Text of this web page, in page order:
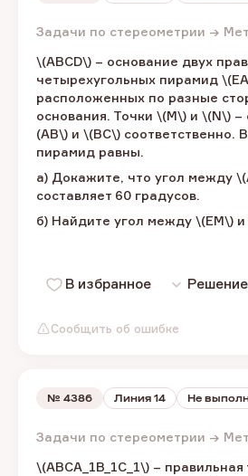
Сообщить об ошибке
Задачи по стереометрии →
\(ABCD\) – ​основание двух
четырехугольных пирамид
​расположенных по разные
основания. Точки \(M\) ​и \(N\)
(AB\) ​и \(BC\) ​соответственно.
пирамид равны.
а) Докажите, что угол между
составляет 60 градусов.
б) Найдите угол между​ \(EM\) и
В избранное Решение
№ 4386 Линия 14 Не
Задачи по стереометрии →
\(ABCA_1B_1C_1\) – ​правильная